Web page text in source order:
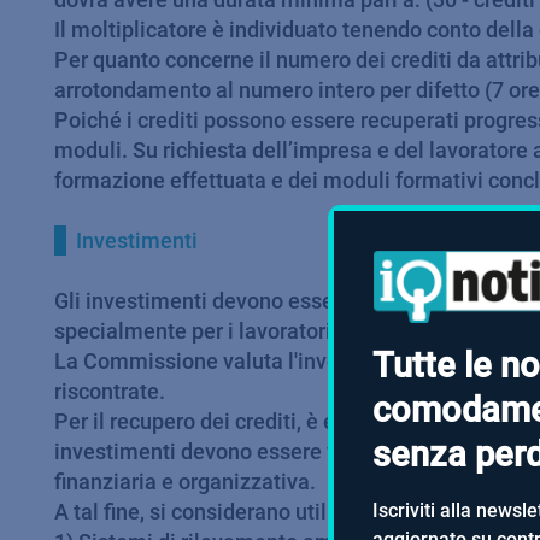
Il moltiplicatore è individuato tenendo conto
Per quanto concerne il numero dei crediti da
arrotondamento al numero intero per difetto (7
Poiché i crediti possono essere recuperati
moduli. Su richiesta dell’impresa e del
formazione effettuata e dei moduli formativi
Investimenti
Gli investimenti devono essere sostenibili, sia
specialmente per i lavoratori autonomi.
La Commissione valuta l'investimento in base
riscontrate.
Per il recupero dei crediti, è essenziale che gli
investimenti devono essere valutati in rapporto
finanziaria e organizzativa.
A tal fine, si considerano utili al recupero dei
Tutte le
senza
Iscriviti alla